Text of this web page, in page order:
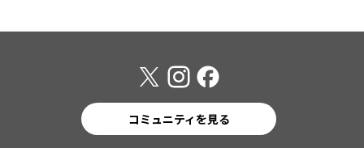
コミュニティを見る